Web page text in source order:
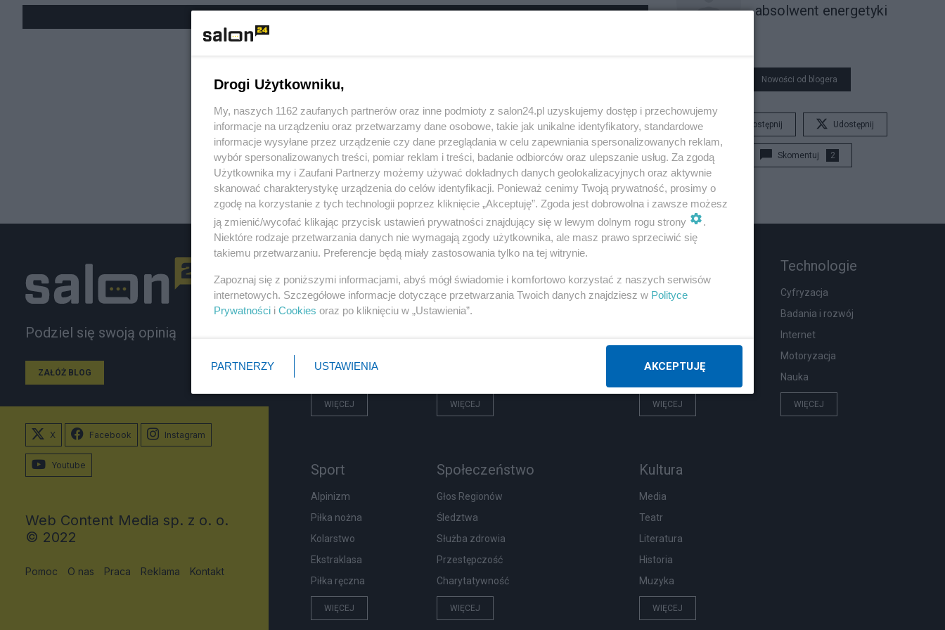
absolwent energetyki
Nowości od blogera
Udostępnij Udostępnij
Skomentuj 2
Podziel się swoją opinią
ZAŁÓŻ BLOG
PiS
Rząd
WIĘCEJ
Biznes
Pieniądze
WIĘCEJ
Wypadki
WIĘCEJ
Technologie
Cyfryzacja
Badania i rozwój
Internet
Motoryzacja
Nauka
WIĘCEJ
Sport
Alpinizm
Piłka nożna
Kolarstwo
Ekstraklasa
Piłka ręczna
WIĘCEJ
Społeczeństwo
Głos Regionów
Śledztwa
Służba zdrowia
Przestępczość
Charytatywność
WIĘCEJ
Kultura
Media
Teatr
Literatura
Historia
Muzyka
WIĘCEJ
X Facebook Instagram
Youtube
Web Content Media sp. z o. o.
© 2022
Pomoc O nas Praca Reklama Kontakt
Drogi Użytkowniku,
My, naszych 1162 zaufanych partnerów oraz inne podmioty z salon24.pl uzyskujemy dostęp i przechowujemy
informacje na urządzeniu oraz przetwarzamy dane osobowe, takie jak unikalne identyfikatory, standardowe
informacje wysyłane przez urządzenie czy dane przeglądania w celu zapewniania spersonalizowanych reklam,
wybór spersonalizowanych treści, pomiar reklam i treści, badanie odbiorców oraz ulepszanie usług. Za zgodą
Użytkownika my i Zaufani Partnerzy możemy używać dokładnych danych geolokalizacyjnych oraz aktywnie
skanować charakterystykę urządzenia do celów identyfikacji. Ponieważ cenimy Twoją prywatność, prosimy o
zgodę na korzystanie z tych technologii poprzez kliknięcie „Akceptuję”. Zgoda jest dobrowolna i zawsze możesz
ją zmienić/wycofać klikając przycisk ustawień prywatności znajdujący się w lewym dolnym rogu strony
.
Niektóre rodzaje przetwarzania danych nie wymagają zgody użytkownika, ale masz prawo sprzeciwić się
takiemu przetwarzaniu. Preferencje będą miały zastosowania tylko na tej witrynie.
Zapoznaj się z poniższymi informacjami, abyś mógł świadomie i komfortowo korzystać z naszych serwisów
internetowych. Szczegółowe informacje dotyczące przetwarzania Twoich danych znajdziesz w Polityce
Prywatności i Cookies oraz po kliknięciu w „Ustawienia”.
PARTNERZY USTAWIENIA AKCEPTUJĘ